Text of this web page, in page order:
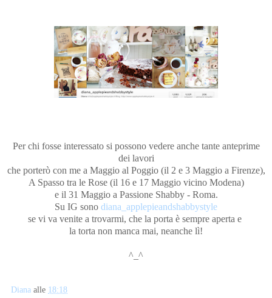
Per chi fosse interessato si possono vedere anche tante anteprime
dei lavori
che porterò con me a Maggio al Poggio (il 2 e 3 Maggio a Firenze),
A Spasso tra le Rose (il 16 e 17 Maggio vicino Modena)
e il 31 Maggio a Passione Shabby - Roma.
Su IG sono diana_applepieandshabbystyle
se vi va venite a trovarmi, che la porta è sempre aperta e
la torta non manca mai, neanche lì!
^_^
Diana alle 18:18